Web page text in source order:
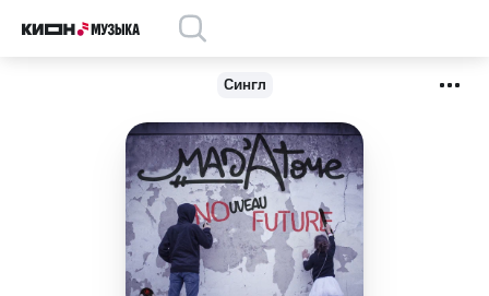
Сингл